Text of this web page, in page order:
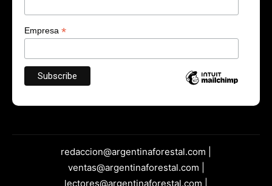
Empresa *
redaccion@argentinaforestal.com |
ventas@argentinaforestal.com |
lectores@argentinaforestal.com |